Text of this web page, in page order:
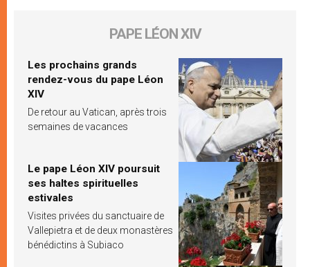
PAPE LÉON XIV
Les prochains grands
rendez-vous du pape Léon
XIV
De retour au Vatican, après trois
semaines de vacances
Le pape Léon XIV poursuit
ses haltes spirituelles
estivales
Visites privées du sanctuaire de
Vallepietra et de deux monastères
bénédictins à Subiaco